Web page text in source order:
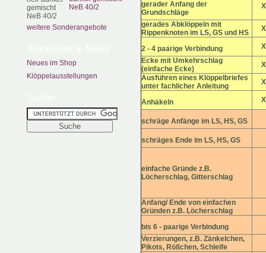
NeB 40/2
weitere Sonderangebote
Neues im Shop
Klöppelausstellungen
gerader Anfang der
Grundschläge
X
gerades Abklöppeln mit
Rippenknoten im LS, GS und HS
X
2 - 4 paarige Verbindung
X
Ecke mit Umkehrschlag
(einfache Ecke)
X
Ausführen eines Klöppelbriefes
unter fachlicher Anleitung
X
Anhäkeln X
schräge Anfänge im LS, HS, GS
schräges Ende im LS, HS, GS
einfache Gründe z.B.
Löcherschlag, Gitterschlag
Anfang/ Ende von einfachen
Gründen z.B. Löcherschlag
bis 6 - paarige Verbindung
Verzierungen, z.B. Zänkelchen,
Pikots, Rößchen, Schleife